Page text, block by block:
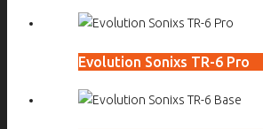
Evolution Sonixs TR-6 Pro